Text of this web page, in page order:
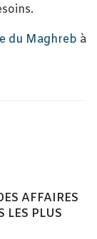
du Maghreb à
AFFAIRES
LES PLUS